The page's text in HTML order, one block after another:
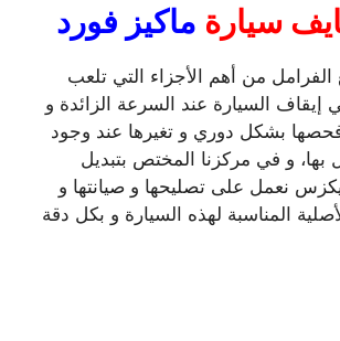
سيارة ماكيز فورد
من أهم الأجزاء التي تلعب
إيقاف السيارة عند السرعة الزائدة و
بشكل دوري و تغيرها عند وجود
بها، و في مركزنا المختص بتبديل
نعمل على تصليحها و صيانتها و
المناسبة لهذه السيارة و بكل دقة